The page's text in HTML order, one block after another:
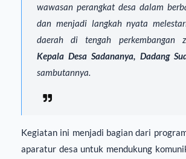
wawasan perangkat desa dalam
dan menjadi langkah nyata
daerah di tengah perkembangan
Kepala Desa Sadananya, Dadang
sambutannya.
Kegiatan ini menjadi bagian dari
aparatur desa untuk mendukung